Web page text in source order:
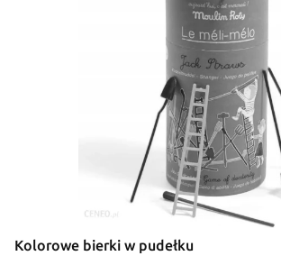
Kolorowe bierki w pudełku